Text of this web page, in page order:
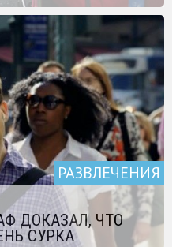
РАЗВЛЕЧЕНИЯ
ДОКАЗАЛ, ЧТО
СУРКА